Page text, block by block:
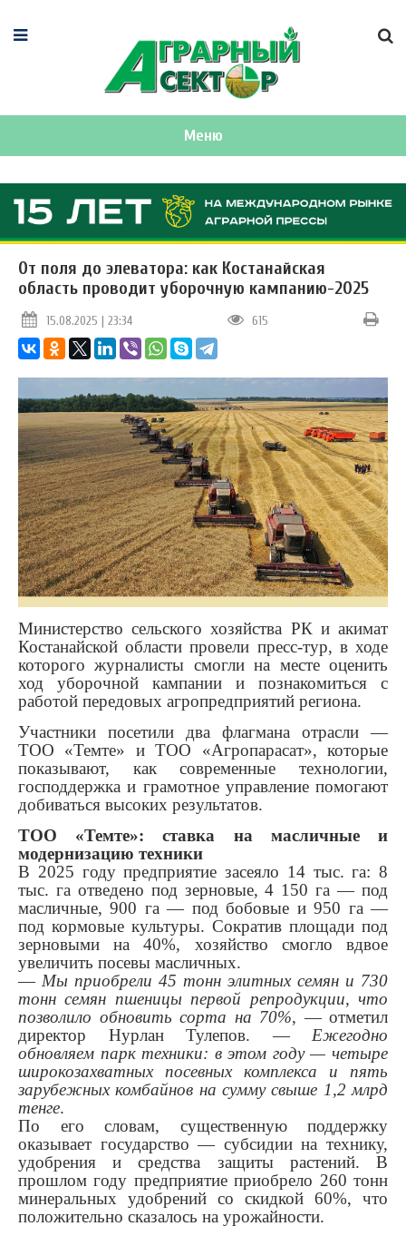
Меню
От поля до элеватора: как Костанайская
область проводит уборочную кампанию-2025
15.08.2025 | 23:34 615
Министерство сельского хозяйства РК и акимат
Костанайской области провели пресс-тур, в ходе
которого журналисты смогли на месте оценить
ход уборочной кампании и познакомиться с
работой передовых агропредприятий региона.
Участники посетили два флагмана отрасли —
ТОО «Темте» и ТОО «Агропарасат», которые
показывают, как современные технологии,
господдержка и грамотное управление помогают
добиваться высоких результатов.
ТОО «Темте»: ставка на масличные и
модернизацию техники
В 2025 году предприятие засеяло 14 тыс. га: 8
тыс. га отведено под зерновые, 4 150 га — под
масличные, 900 га — под бобовые и 950 га —
под кормовые культуры. Сократив площади под
зерновыми на 40%, хозяйство смогло вдвое
увеличить посевы масличных.
— Мы приобрели 45 тонн элитных семян и 730
тонн семян пшеницы первой репродукции, что
позволило обновить сорта на 70%, — отметил
директор Нурлан Тулепов. — Ежегодно
обновляем парк техники: в этом году — четыре
широкозахватных посевных комплекса и пять
зарубежных комбайнов на сумму свыше 1,2 млрд
тенге.
По его словам, существенную поддержку
оказывает государство — субсидии на технику,
удобрения и средства защиты растений. В
прошлом году предприятие приобрело 260 тонн
минеральных удобрений со скидкой 60%, что
положительно сказалось на урожайности.